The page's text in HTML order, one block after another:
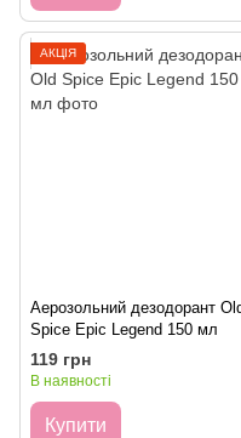
АКЦІЯ
Аерозольний дезодорант
Spice Epic Legend 150 мл
119 грн
В наявності
Купити